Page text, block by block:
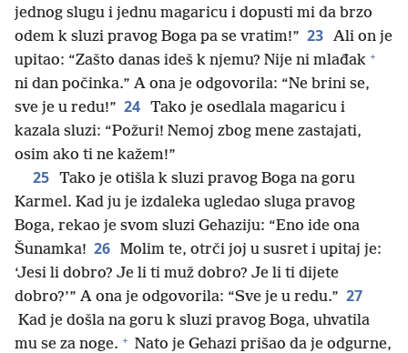
jednog slugu i jednu magaricu i dopusti mi da brzo
odem k sluzi pravog Boga pa se vratim!” 23 Ali on je
upitao: “Zašto danas ideš k njemu? Nije ni mlađak +
ni dan počinka.” A ona je odgovorila: “Ne brini se,
sve je u redu!” 24 Tako je osedlala magaricu i
kazala sluzi: “Požuri! Nemoj zbog mene zastajati,
osim ako ti ne kažem!”
25 Tako je otišla k sluzi pravog Boga na goru
Karmel. Kad ju je izdaleka ugledao sluga pravog
Boga, rekao je svom sluzi Gehaziju: “Eno ide ona
Šunamka! 26 Molim te, otrči joj u susret i upitaj je:
‘Jesi li dobro? Je li ti muž dobro? Je li ti dijete
dobro?’” A ona je odgovorila: “Sve je u redu.” 27
Kad je došla na goru k sluzi pravog Boga, uhvatila
mu se za noge. + Nato je Gehazi prišao da je odgurne,